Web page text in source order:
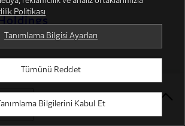
Politikası
Tanımlama Bilgisi Ayarları
Tümünü Reddet
Tanımlama Bilgilerini Kabul Et